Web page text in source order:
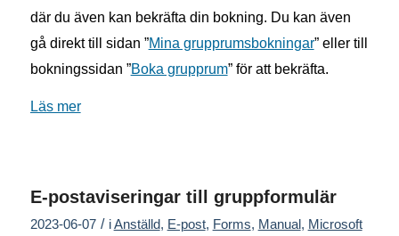
där du även kan bekräfta din bokning. Du kan även
gå direkt till sidan ”Mina grupprumsbokningar” eller till
bokningssidan ”Boka grupprum” för att bekräfta.
Läs mer
E-postaviseringar till gruppformulär
2023-06-07 / iAnställd, E-post, Forms, Manual , Microsoft